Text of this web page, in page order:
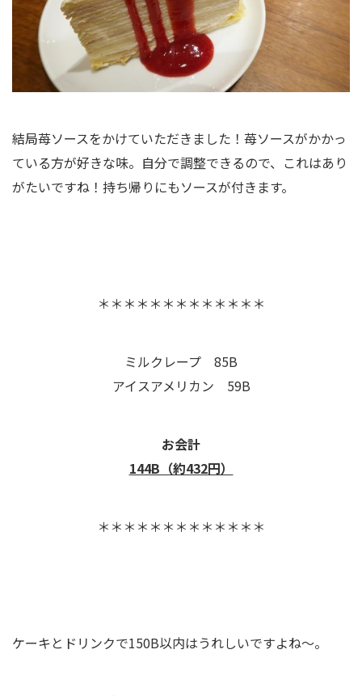
結局苺ソースをかけていただきました！苺ソースがかかっ
ている方が好きな味。自分で調整できるので、これはあり
がたいですね！持ち帰りにもソースが付きます。
＊＊＊＊＊＊＊＊＊＊＊＊＊
ミルクレープ 85B
アイスアメリカン 59B
お会計
144B（約432円）
＊＊＊＊＊＊＊＊＊＊＊＊＊
ケーキとドリンクで150B以内はうれしいですよね～。